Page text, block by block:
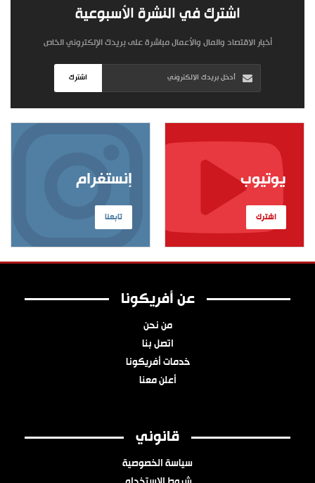
اشترك في النشرة الأسبوعية
أخبار الاقتصاد والمال والأعمال مباشرة على بريدك الإلكتروني الخاص
اشترك
إنستغرام
تابعنا
يوتيوب
اشترك
عن أفريكونا
من نحن
اتصل بنا
خدمات أفريكونا
أعلن معنا
قانوني
سياسة الخصوصية